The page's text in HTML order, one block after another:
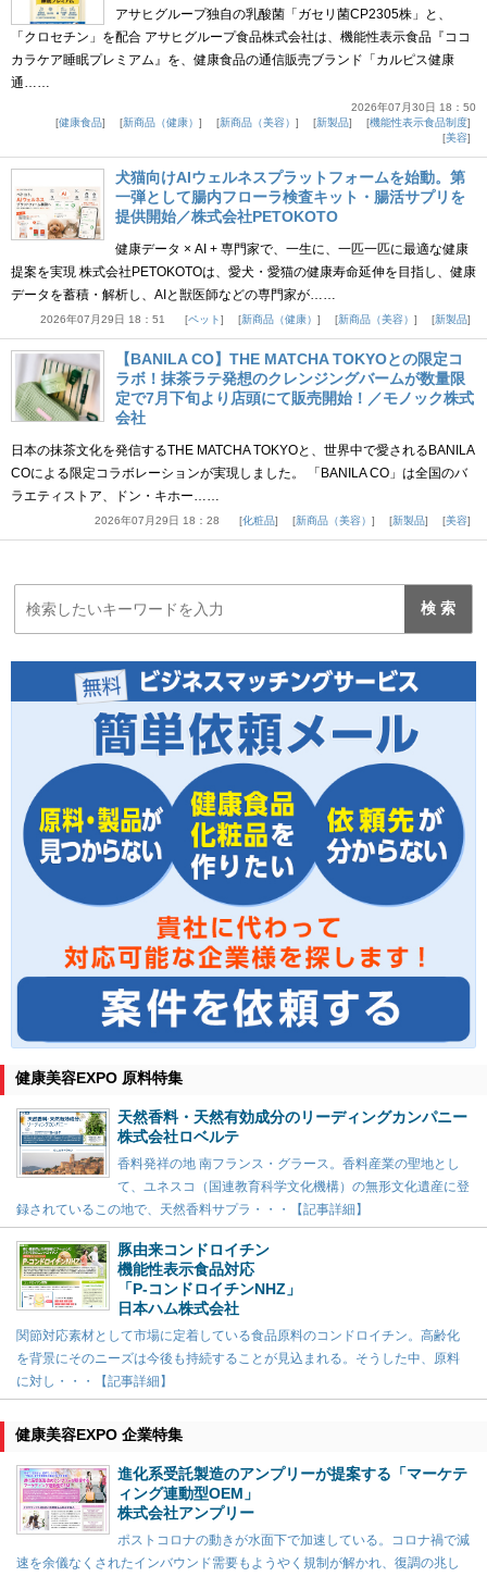
アサヒグループ独自の乳酸菌「ガセリ菌CP2305株」と、
「クロセチン」を配合 アサヒグループ食品株式会社は、機能性表示食品『ココ
カラケア睡眠プレミアム』を、健康食品の通信販売ブランド「カルピス健康
通……
2026年07月30日 18：50
健康食品
新商品（健康） 新商品（美容） 新製品
機能性表示食品制度
美容
犬猫向けAIウェルネスプラットフォームを始動。第
一弾として腸内フローラ検査キット・腸活サプリを
提供開始／株式会社PETOKOTO
健康データ × AI + 専門家で、一生に、一匹一匹に最適な健康
提案を実現 株式会社PETOKOTOは、愛犬・愛猫の健康寿命延伸を目指し、健康
データを蓄積・解析し、AIと獣医師などの専門家が……
2026年07月29日 18：51 ペット 新商品（健康） 新商品（美容） 新製品
【BANILA CO】THE MATCHA TOKYOとの限定コ
ラボ！抹茶ラテ発想のクレンジングバームが数量限
定で7月下旬より店頭にて販売開始！／モノック株式
会社
日本の抹茶文化を発信するTHE MATCHA TOKYOと、世界中で愛されるBANILA
COによる限定コラボレーションが実現しました。 「BANILA CO」は全国のバ
ラエティストア、ドン・キホー……
2026年07月29日 18：28 化粧品 新商品（美容） 新製品 美容
健康美容EXPO 原料特集
天然香料・天然有効成分のリーディングカンパニー
株式会社ロベルテ
香料発祥の地 南フランス・グラース。香料産業の聖地とし
て、ユネスコ（国連教育科学文化機構）の無形文化遺産に登
録されているこの地で、天然香料サプラ・・・【記事詳細】
豚由来コンドロイチン
機能性表示食品対応
「P-コンドロイチンNHZ」
日本ハム株式会社
関節対応素材として市場に定着している食品原料のコンドロイチン。高齢化
を背景にそのニーズは今後も持続することが見込まれる。そうした中、原料
に対し・・・【記事詳細】
健康美容EXPO 企業特集
進化系受託製造のアンプリーが提案する「マーケテ
ィング連動型OEM」
株式会社アンプリー
ポストコロナの動きが水面下で加速している。コロナ禍で減
速を余儀なくされたインバウンド需要もようやく規制が解かれ、復調の兆し